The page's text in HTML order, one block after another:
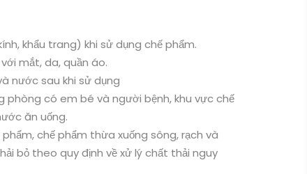
khẩu trang) khi sử dụng chế phẩm.
mắt, da, quần áo.
nước sau khi sử dụng
phòng có em bé và người bệnh, khu vực chế
ăn uống.
chế phẩm thừa xuống sông, rạch và
bỏ theo quy định về xử lý chất thải nguy